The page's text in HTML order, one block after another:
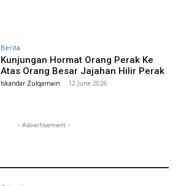
Berita
Kunjungan Hormat Orang Perak Ke
Atas Orang Besar Jajahan Hilir Perak
Iskandar Zulqarnain - 12 June 2026
- Advertisement -